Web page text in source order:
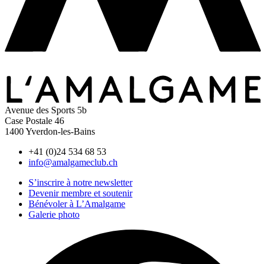
Avenue des Sports 5b
Case Postale 46
1400 Yverdon-les-Bains
+41 (0)24 534 68 53
info@amalgameclub.ch
S’inscrire à notre newsletter
Devenir membre et soutenir
Bénévoler à L’Amalgame
Galerie photo